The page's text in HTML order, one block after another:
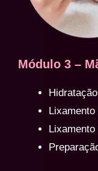
Módulo 3 –